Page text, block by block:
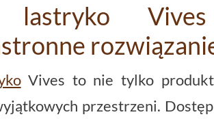
lastryko
Vives to nie tylko
przestrzeni.